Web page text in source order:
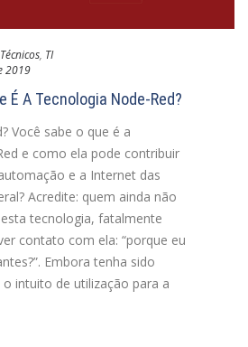
, TI
2019
É A Tecnologia Node-Red?
Você sabe o que é a
e como ela pode contribuir
e a Internet das
Acredite: quem ainda não
tecnologia, fatalmente
contato com ela: “porque eu
Embora tenha sido
intuito de utilização para a